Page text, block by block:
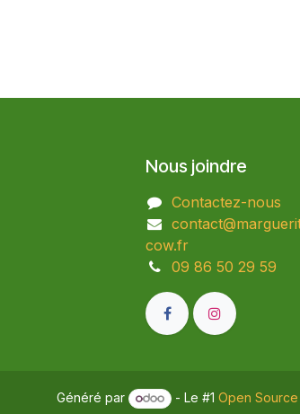
Nous joindre
Contactez-nous
cow.fr
09 86 50 29 59​
Généré par - Le #1 Open